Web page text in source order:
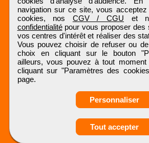
Obtenir ses
coordonnées
navigation sur ce site, vous
cookies, nos CGV / CGU et
confidentialitépour vous proposer des
vos centres d'intérêt et réaliser des
Vous pouvez choisir de refuser ou
choix en cliquant sur le bouton
ailleurs, vous pouvez à tout
cliquant sur "Paramètres des
page.
Personnaliser
Tout accepter
CDIBTPJOB